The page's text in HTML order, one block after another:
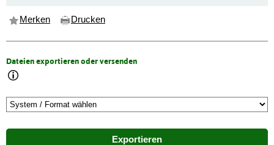
Merken Drucken
Dateien exportieren oder versenden
Exportieren